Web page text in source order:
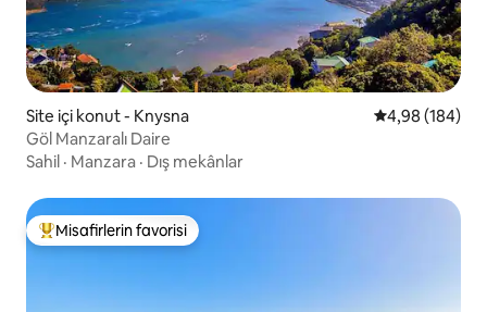
Site içi konut - Knysna 5 üzerinden
4,98 (184)
Göl Manzaralı Daire
Sahil · Manzara · Dış mekânlar
Misafirlerin favorilerinden en beğenilenler arasında
Misafirlerin favorisi